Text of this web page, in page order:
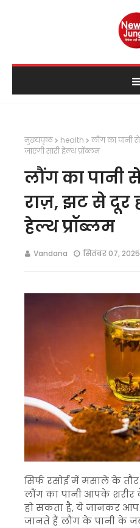
मुख्यपृष्ठ health
लौंग का पानी
जाएंगी सारी हेल्थ प्रॉब्लम
लौंग का पानी
राज़, झट से दूर
हेल्थ प्रॉब्लम
Vandana सितंबर 07, 2025
सिर्फ रसोई में मसाले के
लौंग का पानी आपके
हो सकता है, ये जानकर आप
जानते हैं लौंग के पानी के